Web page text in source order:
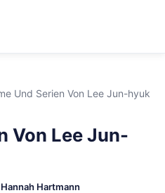
Und Serien Von Lee Jun-hyuk
Von Lee Jun-
Hartmann